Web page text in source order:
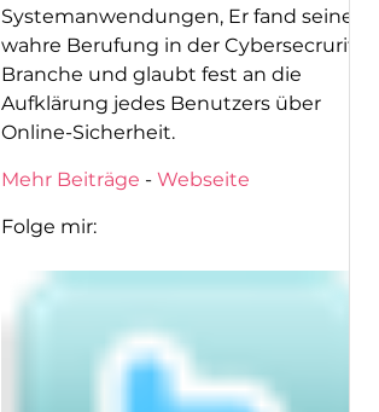
Systemanwendungen, Er fand seine
wahre Berufung in der Cybersecrurity-
Branche und glaubt fest an die
Aufklärung jedes Benutzers über
Online-Sicherheit.
Mehr Beiträge - Webseite
Folge mir: